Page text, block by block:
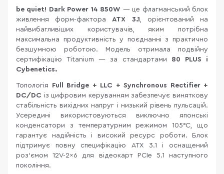
be quiet! Dark Power 14 850W — це флагманський блок
живлення форм-фактораATX 3.1, орієнтований на
найвибагливіших користувачів, яким потрібна
максимальна продуктивність у поєднанні з практично
безшумною роботою. Модель отримала подвійну
сертифікацію Titanium — за стандартами 80 PLUS і
Cybenetics.
Топологія
Full Bridge + LLC + Synchronous Rectifier +
DC/DC із цифровим керуванням забезпечує виняткову
стабільність вихідних напруг і низький рівень пульсацій.
Усередині використовуються виключно японські
конденсатори з температурним режимом 105°C, що
гарантує надійність і високий ресурс роботи. Блок
підтримує повну специфікацію ATX 3.1 і оснащений
роз'ємом 12V-2x6 для відеокарт PCIe 5.1 наступного
покоління.